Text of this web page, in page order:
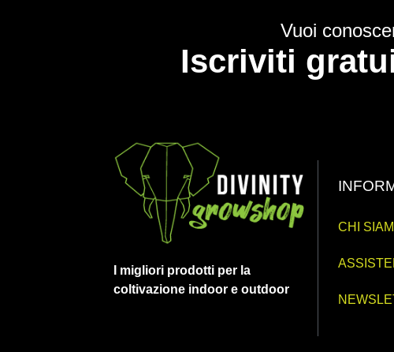
Vuoi
Iscriviti
I migliori prodotti per la
coltivazione indoor e outdoor
CHI